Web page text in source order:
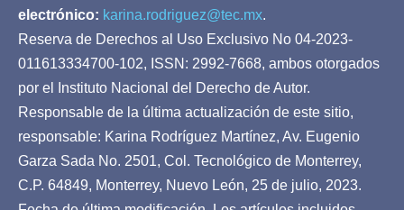
electrónico: karina.rodriguez@tec.mx.
Reserva de Derechos al Uso Exclusivo No 04-2023-
011613334700-102, ISSN: 2992-7668, ambos otorgados
por el Instituto Nacional del Derecho de Autor.
Responsable de la última actualización de este sitio,
responsable: Karina Rodríguez Martínez, Av. Eugenio
Garza Sada No. 2501, Col. Tecnológico de Monterrey,
C.P. 64849, Monterrey, Nuevo León, 25 de julio, 2023.